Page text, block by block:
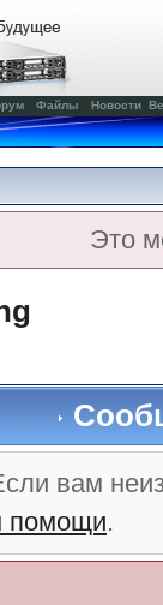
Файлы Новости
Это
вам
помощи.